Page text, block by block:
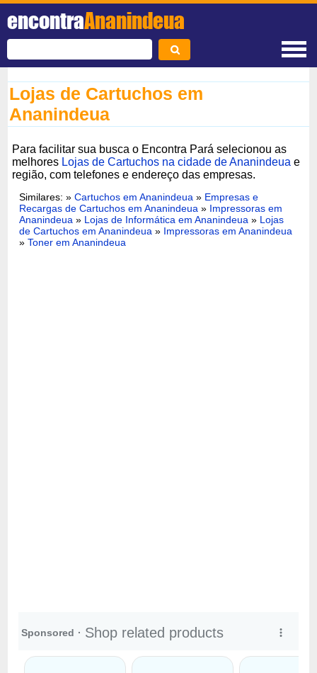
encontraAnanindeua
Lojas de Cartuchos em
Ananindeua
Para facilitar sua busca o Encontra Pará selecionou as
melhores Lojas de Cartuchos na cidade de Ananindeua e
região, com telefones e endereço das empresas.
Similares: »Cartuchos em Ananindeua » Empresas e
Recargas de Cartuchos em Ananindeua » Impressoras em
Ananindeua » Lojas de Informática em Ananindeua » Lojas
de Cartuchos em Ananindeua » Impressoras em Ananindeua
»Toner em Ananindeua